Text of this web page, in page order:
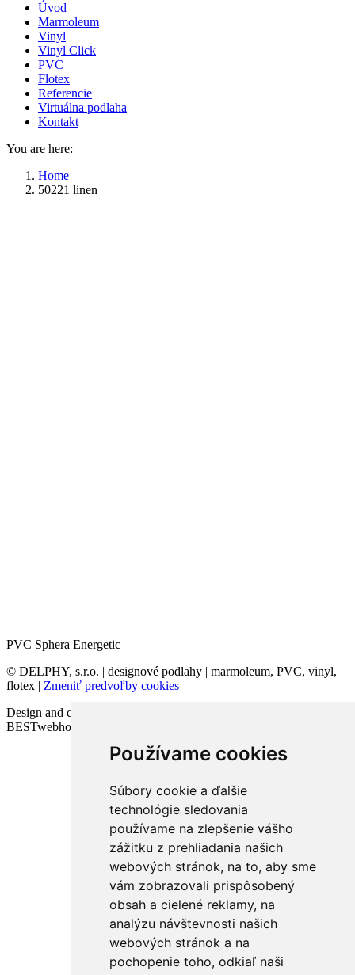
Používame cookies
Súbory cookie a ďalšie
technológie sledovania
používame na zlepšenie vášho
zážitku z prehliadania našich
webových stránok, na to, aby sme
vám zobrazovali prispôsobený
obsah a cielené reklamy, na
analýzu návštevnosti našich
webových stránok a na
pochopenie toho, odkiaľ naši
Úvod
Marmoleum
Vinyl
Vinyl Click
PVC
Flotex
Referencie
Virtuálna podlaha
Kontakt
You are here:
Home
50221 linen
PVC Sphera Energetic
© DELPHY, s.r.o. | designové podlahy | marmoleum, PVC, vinyl,
flotex | Zmeniť predvoľby cookies
Design and code VICTORY-media.sk | Webhosting
BESTwebhosting.sk | 12.11.2025